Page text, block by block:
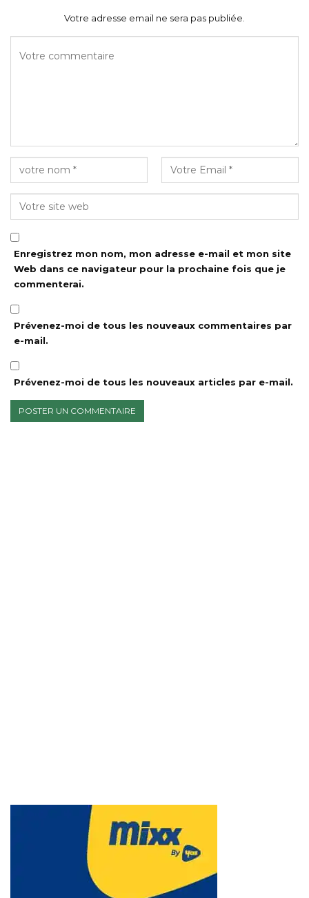
Votre adresse email ne sera pas publiée.
Enregistrez mon nom, mon adresse e-mail et mon site
Web dans ce navigateur pour la prochaine fois que je
commenterai.
Prévenez-moi de tous les nouveaux commentaires par
e-mail.
Prévenez-moi de tous les nouveaux articles par e-mail.